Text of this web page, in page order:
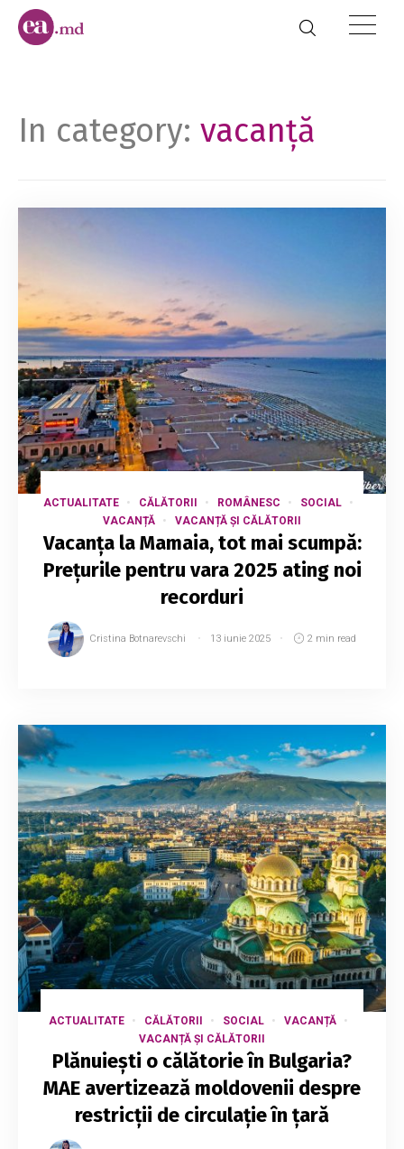
In category: vacanță
ACTUALITATE CĂLĂTORII ROMÂNESC
SOCIAL
VACANȚĂ
VACANȚĂ ȘI CĂLĂTORII
Vacanța la Mamaia, tot mai scumpă:
Prețurile pentru vara 2025 ating noi
recorduri
Cristina Botnarevschi 13 iunie 2025 2 min read
ACTUALITATE CĂLĂTORII SOCIAL
VACANȚĂ
VACANȚĂ ȘI CĂLĂTORII
Plănuiești o călătorie în Bulgaria?
MAE avertizează moldovenii despre
restricții de circulație în țară